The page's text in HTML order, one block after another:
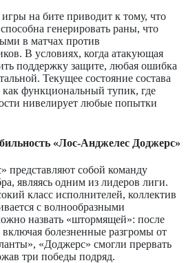
на бите приводит к тому, что
генерировать раны, что
в матчах против
В условиях, когда атакующая
поддержку защите, любая ошибка
Текущее состояние состава
как функциональный тупик, где
нивелирует любые попытки
«Лос-Анджелес Доджерс»
представляют собой команду
являясь одним из лидеров лиги.
класс исполнителей, коллектив
с волнообразными
назвать «штормящей»: после
болезненные разгромы от
«Доджерс» смогли прервать
три победы подряд.